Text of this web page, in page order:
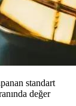
standart
değer